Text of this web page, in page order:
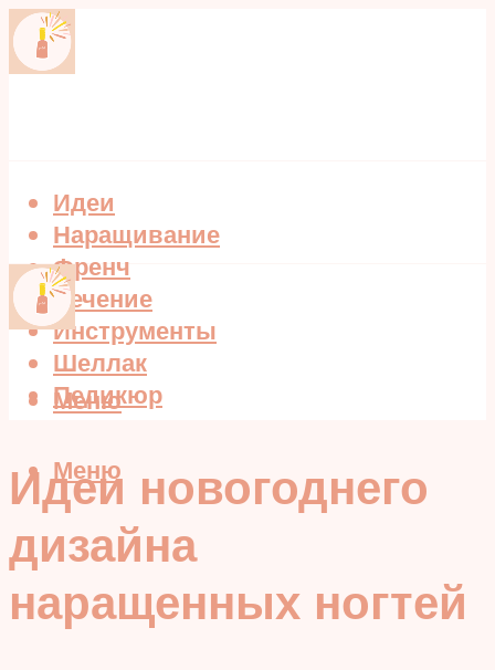
Идеи
Наращивание
Френч
Лечение
Инструменты
Шеллак
Педикюр
Меню
Меню
Идеи новогоднего
дизайна
наращенных ногтей